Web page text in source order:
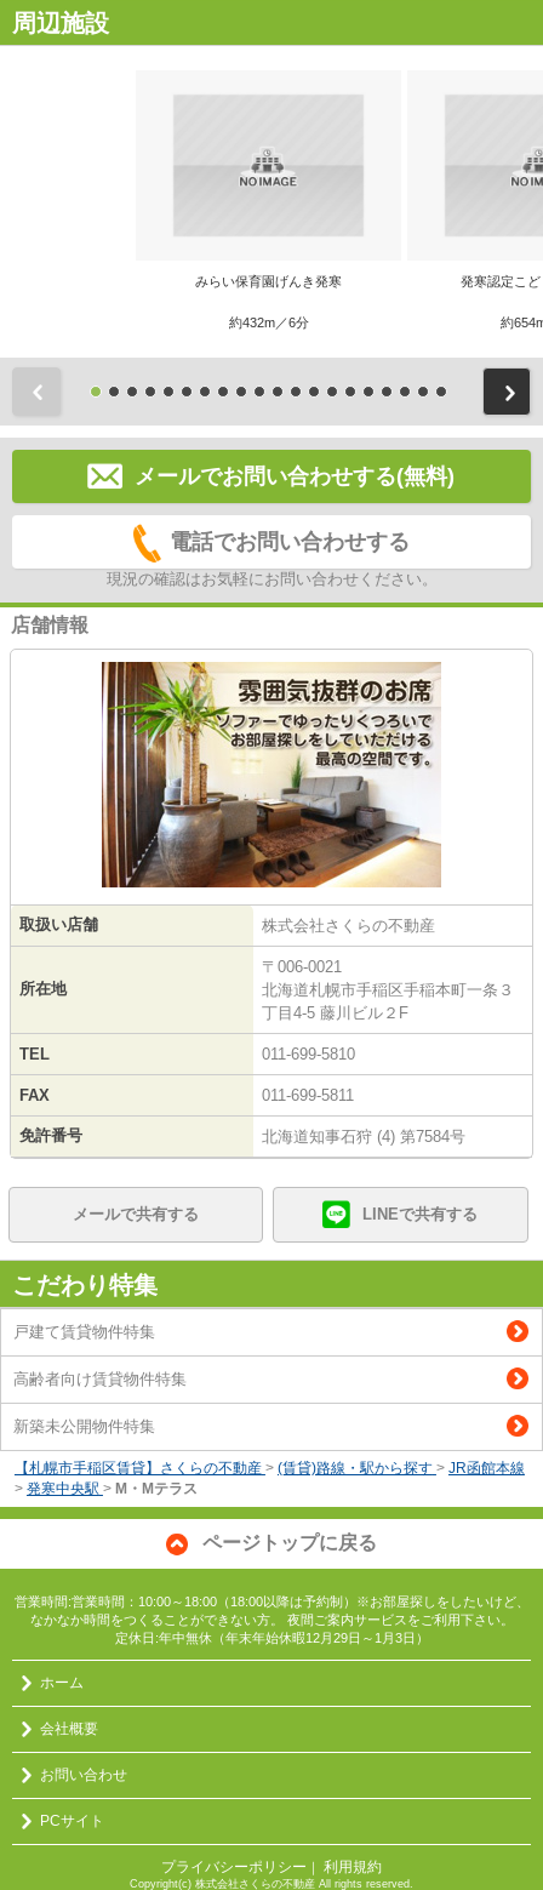
周辺施設
みらい保育園げんき発寒
約432m／6分
発寒認定こ
約
メールでお問い合わせする(無料)
電話でお問い合わせする
現況の確認はお気軽にお問い合わせください。
店舗情報
取扱い店舗 株式会社さくらの不動産
所在地
〒006-0021
北海道札幌市手稲区手稲本町一条３
丁目4-5 藤川ビル２F
TEL 011-699-5810
FAX 011-699-5811
免許番号 北海道知事石狩 (4) 第7584号
メールで共有する LINEで共有する
こだわり特集
戸建て賃貸物件特集
高齢者向け賃貸物件特集
新築未公開物件特集
【札幌市手稲区賃貸】さくらの不動産 > (賃貸)路線・駅から探す > JR函館本線
> 発寒中央駅 > M・Mテラス
ページトップに戻る
営業時間:営業時間：10:00～18:00（18:00以降は予約制）※お部屋探しをしたいけど、
なかなか時間をつくることができない方。 夜間ご案内サービスをご利用下さい。
定休日:年中無休（年末年始休暇12月29日～1月3日）
ホーム
会社概要
お問い合わせ
PCサイト
プライバシーポリシー ｜ 利用規約
Copyright(c) 株式会社さくらの不動産 All rights reserved.